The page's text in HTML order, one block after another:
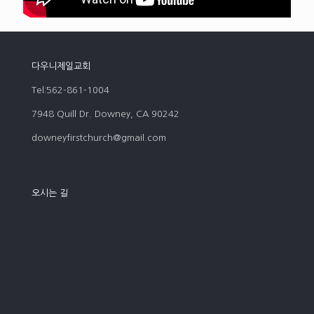
다우니제일교회
Tel:562-861-1004
7948 Quill Dr. Downey, CA 90242
downeyfirstchurch@gmail.com
오시는 길